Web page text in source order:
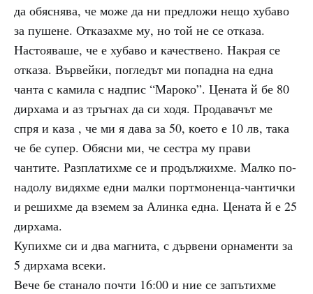
да обяснява, че може да ни предложи нещо хубаво
за пушене. Отказахме му, но той не се отказа.
Настояваше, че е хубаво и качествено. Накрая се
отказа. Вървейки, погледът ми попадна на една
чанта с камила с надпис “Мароко”. Цената й бе 80
дирхама и аз тръгнах да си ходя. Продавачът ме
спря и каза , че ми я дава за 50, което е 10 лв, така
че бе супер. Обясни ми, че сестра му прави
чантите. Разплатихме се и продължихме. Малко по-
надолу видяхме едни малки портмоненца-чантички
и решихме да вземем за Алинка една. Цената й е 25
дирхама.
Купихме си и два магнита, с дървени орнаменти за
5 дирхама всеки.
Вече бе станало почти 16:00 и ние се запътихме